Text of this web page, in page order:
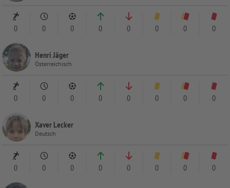
0 0 0 0 0 0 0 0
Henri Jäger
Österreichisch
0 0 0 0 0 0 0 0
Xaver Lecker
Deutsch
0 0 0 0 0 0 0 0